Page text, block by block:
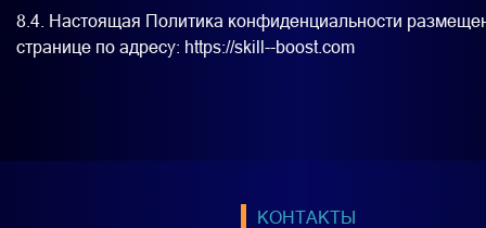
8.4. Настоящая Политика конфиденциальности
странице по адресу: https://skill--boost.com
КОНТАКТЫ